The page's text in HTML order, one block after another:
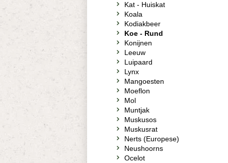
Kat - Huiskat
Koala
Kodiakbeer
Koe - Rund
Konijnen
Leeuw
Luipaard
Lynx
Mangoesten
Moeflon
Mol
Muntjak
Muskusos
Muskusrat
Nerts (Europese)
Neushoorns
Ocelot